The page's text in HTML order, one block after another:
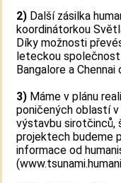
2) Další zásilka
koordinátorkou
Díky možnosti
leteckou
Bangalore a
3) Máme v plánu
poničených oblastí v
výstavbu sirotčinců,
projektech budeme
informace od